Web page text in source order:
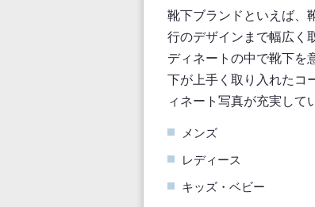
靴下ブランドといえば、
行のデザインまで幅広く
ディネートの中で靴下を
下が上手く取り入れたコ
ィネート写真が充実して
メンズ
レディース
キッズ・ベビー